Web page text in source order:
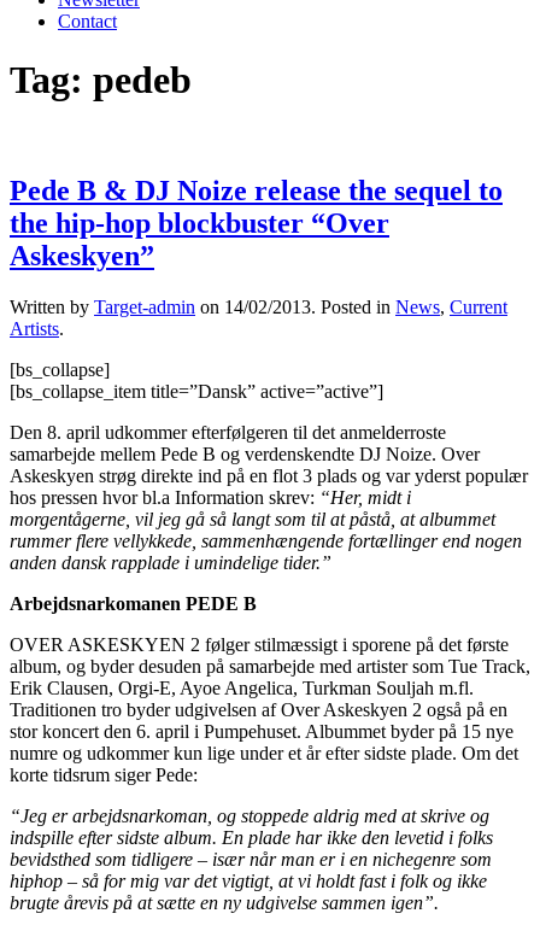
Contact
Tag: pedeb
Pede B & DJ Noize release the sequel to
the hip-hop blockbuster “Over
Askeskyen”
Written by Target-admin on 14/02/2013. Posted in News, Current
Artists.
[bs_collapse]
[bs_collapse_item title=”Dansk” active=”active”]
Den 8. april udkommer efterfølgeren til det anmelderroste
samarbejde mellem Pede B og verdenskendte DJ Noize. Over
Askeskyen strøg direkte ind på en flot 3 plads og var yderst populær
hos pressen hvor bl.a Information skrev: “Her, midt i
morgentågerne, vil jeg gå så langt som til at påstå, at albummet
rummer flere vellykkede, sammenhængende fortællinger end nogen
anden dansk rapplade i umindelige tider.”
Arbejdsnarkomanen PEDE B
OVER ASKESKYEN 2 følger stilmæssigt i sporene på det første
album, og byder desuden på samarbejde med artister som Tue Track,
Erik Clausen, Orgi-E, Ayoe Angelica, Turkman Souljah m.fl.
Traditionen tro byder udgivelsen af Over Askeskyen 2 også på en
stor koncert den 6. april i Pumpehuset. Albummet byder på 15 nye
numre og udkommer kun lige under et år efter sidste plade. Om det
korte tidsrum siger Pede:
“Jeg er arbejdsnarkoman, og stoppede aldrig med at skrive og
indspille efter sidste album. En plade har ikke den levetid i folks
bevidsthed som tidligere – især når man er i en nichegenre som
hiphop – så for mig var det vigtigt, at vi holdt fast i folk og ikke
brugte årevis på at sætte en ny udgivelse sammen igen”.